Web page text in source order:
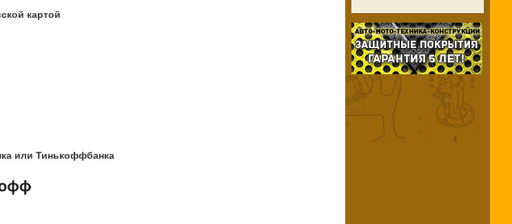
картой
или Тинькоффбанка